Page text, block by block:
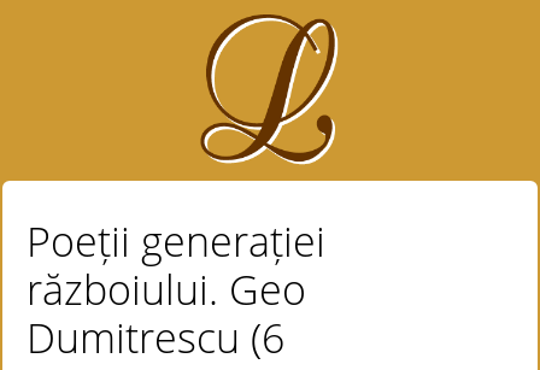
Poeții generației
războiului. Geo
Dumitrescu (6